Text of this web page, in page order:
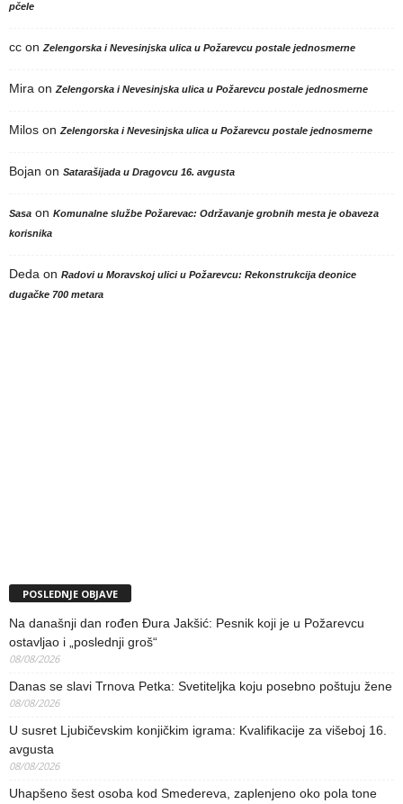
pčele
cc on Zelengorska i Nevesinjska ulica u Požarevcu postale jednosmerne
Mira on Zelengorska i Nevesinjska ulica u Požarevcu postale jednosmerne
Milos on Zelengorska i Nevesinjska ulica u Požarevcu postale jednosmerne
Bojan on Satarašijada u Dragovcu 16. avgusta
Sasa on Komunalne službe Požarevac: Održavanje grobnih mesta je obaveza
korisnika
Deda on Radovi u Moravskoj ulici u Požarevcu: Rekonstrukcija deonice
dugačke 700 metara
POSLEDNJE OBJAVE
Na današnji dan rođen Đura Jakšić: Pesnik koji je u Požarevcu
ostavljao i „poslednji groš“
08/08/2026
Danas se slavi Trnova Petka: Svetiteljka koju posebno poštuju žene
08/08/2026
U susret Ljubičevskim konjičkim igrama: Kvalifikacije za višeboj 16.
avgusta
08/08/2026
Uhapšeno šest osoba kod Smedereva, zaplenjeno oko pola tone